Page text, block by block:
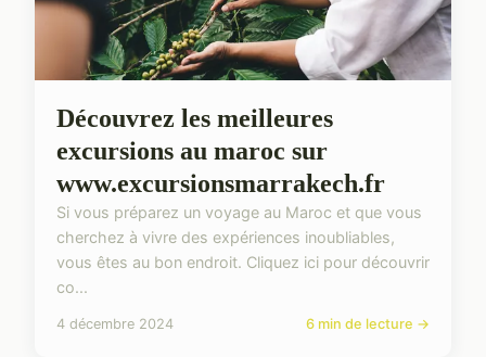
Découvrez les meilleures
excursions au maroc sur
www.excursionsmarrakech.fr
Si vous préparez un voyage au Maroc et que vous
cherchez à vivre des expériences inoubliables,
vous êtes au bon endroit. Cliquez ici pour découvrir
co...
4 décembre 2024 6 min de lecture →